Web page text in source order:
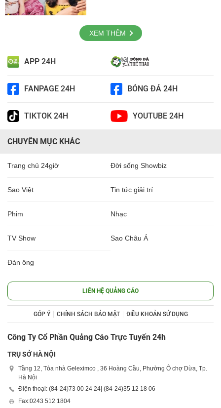
XEM THÊM
APP 24H
FANPAGE 24H BÓNG ĐÁ 24H
TIKTOK 24H YOUTUBE 24H
CHUYÊN MỤC KHÁC
Trang chủ 24giờ Đời sống Showbiz
Sao Việt Tin tức giải trí
Phim Nhạc
TV Show Sao Châu Á
Đàn ông
LIÊN HỆ QUẢNG CÁO
GÓP Ý CHÍNH SÁCH BẢO MẬT ĐIỀU KHOẢN SỬ DỤNG
Công Ty Cổ Phần Quảng Cáo Trực Tuyến 24h
TRỤ SỞ HÀ NỘI
Tầng 12, Tòa nhà Geleximco , 36 Hoàng Cầu, Phường Ô chợ Dừa, Tp.
Hà Nội
Điện thoại: (84-24)73 00 24 24| (84-24)35 12 18 06
Fax:0243 512 1804